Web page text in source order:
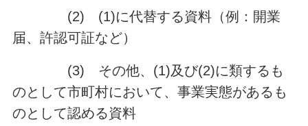
(2) (1)に代替する資料（例：開業
届、許認可証など）
(3) その他、(1)及び(2)に類するも
のとして市町村において、事業実態があるも
のとして認める資料